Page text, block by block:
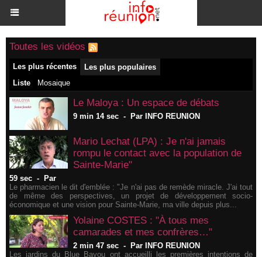
Toutes les vidéos
Les plus récentes
Les plus populaires
Liste
Mosaique
Le Maloya : Un espace de débats
9 min 14 sec- Par INFO REUNION
Mario Lechat (LPA) : Je n'ai jamais
rompu le contact avec la population de
Sainte-Marie"
59 sec -
Par
Le pharmacien le dit d'emblée : "Je n'ai pas de remède miracle. J'ai tout
de même des perspectives, un projet de développement socio-
économique et une vision pour Sainte-Marie, ma ville depuis plus...
Yolaine COSTES : "À tous mes
camarades et mes confrères…"
2 min 47 sec-
Par INFO REUNION
Les jardins du Blue Bayou ont accueilli les premières intentions de